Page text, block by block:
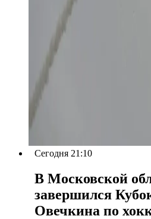
Сегодня 21:10
В Московской
завершился
Овечкина по